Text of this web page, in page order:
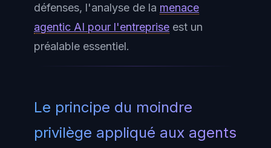
défenses, l'analyse de la menace
agentic AI pour l'entreprise est un
préalable essentiel.
Le principe du moindre
privilège appliqué aux agents